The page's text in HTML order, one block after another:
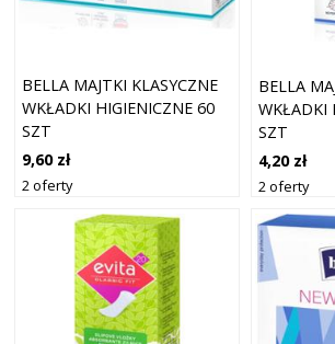
BELLA MAJTKI KLASYCZNE
WKŁADKI HIGIENICZNE 60
SZT
9,60 zł
2 oferty
BELLA
WKŁADKI
SZT
4,20 zł
2 oferty